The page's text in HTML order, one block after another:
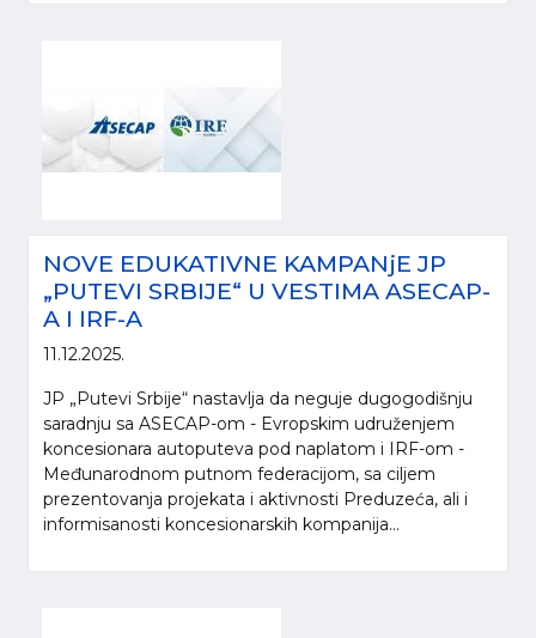
NOVE EDUKATIVNE KAMPANjE JP
„PUTEVI SRBIJE“ U VESTIMA ASECAP-
A I IRF-A
11.12.2025.
JP „Putevi Srbije“ nastavlja da neguje dugogodišnju
saradnju sa ASECAP-om - Evropskim udruženjem
koncesionara autoputeva pod naplatom i IRF-om -
Međunarodnom putnom federacijom, sa ciljem
prezentovanja projekata i aktivnosti Preduzeća, ali i
informisanosti koncesionarskih kompanija...